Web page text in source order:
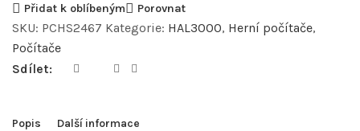
Přidat k oblíbeným Porovnat
SKU: PCHS2467 Kategorie: HAL3000, Herní počítače,
Počítače
Sdílet:
Popis Další informace